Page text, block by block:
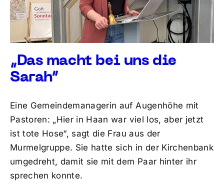
„Das macht bei uns die
Sarah“
Eine Gemeindemanagerin auf Augenhöhe mit
Pastoren: „Hier in Haan war viel los, aber jetzt
ist tote Hose“, sagt die Frau aus der
Murmelgruppe. Sie hatte sich in der Kirchenbank
umgedreht, damit sie mit dem Paar hinter ihr
sprechen konnte.